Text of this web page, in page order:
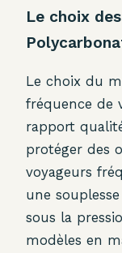
Le choix
Le choix du
fréquence de
rapport
protéger des
voyageurs
une
sous la
modèles en